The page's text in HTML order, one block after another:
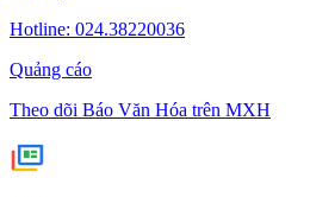
Hotline: 024.38220036
Quảng cáo
Theo dõi Báo Văn Hóa trên MXH